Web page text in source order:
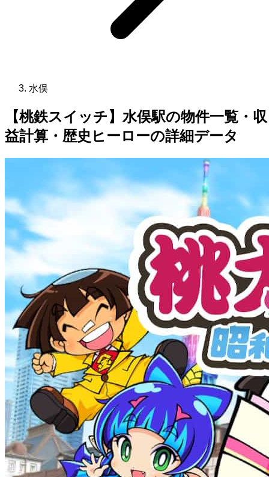
水俣
【桃鉄スイッチ】水俣駅の物件一覧・収
益計算・歴史ヒーローの詳細データ